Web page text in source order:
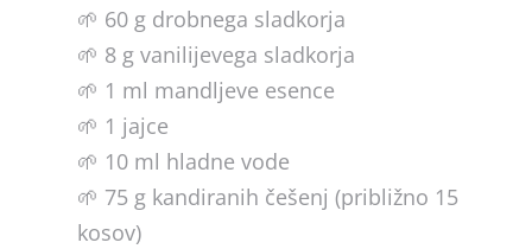
🌱 60 g drobnega sladkorja
🌱 8 g vanilijevega sladkorja
🌱 1 ml mandljeve esence
🌱 1 jajce
🌱 10 ml hladne vode
🌱 75 g kandiranih češenj (približno 15
kosov)